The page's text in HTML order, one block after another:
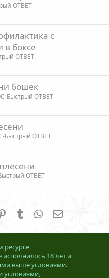
ОТВЕТ
с
в боксе
ОТВЕТ
бошек
Быстрый ОТВЕТ
Быстрый ОТВЕТ
ОТВЕТ
PinterestTumblr WhatsApp
исполнилось 18 лет и
выше условиями.
условиями,